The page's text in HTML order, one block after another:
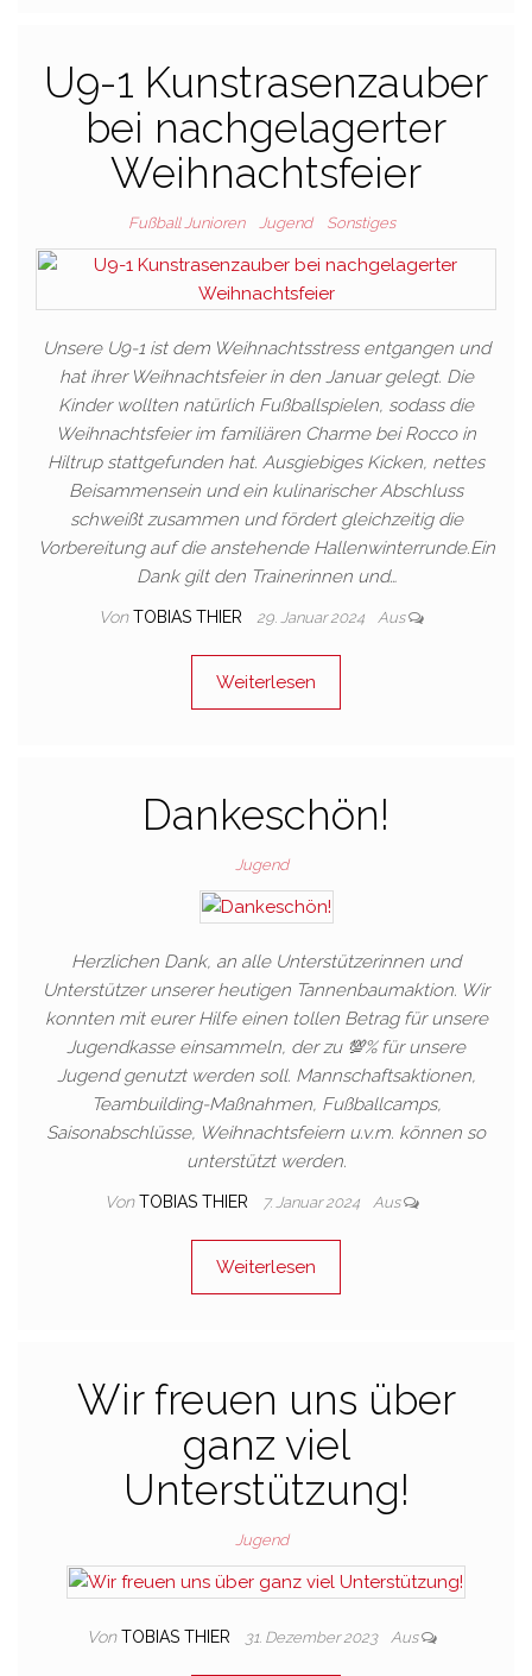
U9-1 Kunstrasenzauber
bei nachgelagerter
Weihnachtsfeier
Fußball Junioren Jugend Sonstiges
Unsere U9-1 ist dem Weihnachtsstress entgangen und
hat ihrer Weihnachtsfeier in den Januar gelegt. Die
Kinder wollten natürlich Fußballspielen, sodass die
Weihnachtsfeier im familiären Charme bei Rocco in
Hiltrup stattgefunden hat. Ausgiebiges Kicken, nettes
Beisammensein und ein kulinarischer Abschluss
schweißt zusammen und fördert gleichzeitig die
Vorbereitung auf die anstehende Hallenwinterrunde.Ein
Dank gilt den Trainerinnen und…
Von TOBIAS THIER 29. Januar 2024 Aus
Weiterlesen
Dankeschön!
Jugend
Herzlichen Dank, an alle Unterstützerinnen und
Unterstützer unserer heutigen Tannenbaumaktion. Wir
konnten mit eurer Hilfe einen tollen Betrag für unsere
Jugendkasse einsammeln, der zu 💯% für unsere
Jugend genutzt werden soll. Mannschaftsaktionen,
Teambuilding-Maßnahmen, Fußballcamps,
Saisonabschlüsse, Weihnachtsfeiern u.v.m. können so
unterstützt werden.
Von TOBIAS THIER 7. Januar 2024 Aus
Weiterlesen
Wir freuen uns über
ganz viel
Unterstützung!
Jugend
Von TOBIAS THIER 31. Dezember 2023 Aus